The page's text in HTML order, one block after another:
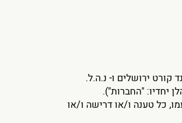
בע"מ, ח.פ. 513605188 , מפעילת מלון גרנד קורט ירושלים ו- נ.ה.ל.
כל טענה ו/או דרישה ו/או